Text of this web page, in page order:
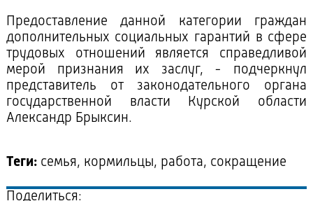
Предоставление данной категории граждан
дополнительных социальных гарантий в сфере
трудовых отношений является справедливой
мерой признания их заслуг, - подчеркнул
представитель от законодательного органа
государственной власти Курской области
Александр Брыксин.
Теги:семья, кормильцы, работа, сокращение
Поделиться: